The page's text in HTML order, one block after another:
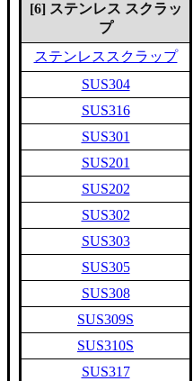
[6] ステンレス スクラッ
プ
ステンレススクラップ
SUS304
SUS316
SUS301
SUS201
SUS202
SUS302
SUS303
SUS305
SUS308
SUS309S
SUS310S
SUS317